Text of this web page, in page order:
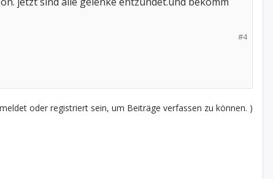
#4
oder registriert sein, um Beiträge verfassen zu können. )